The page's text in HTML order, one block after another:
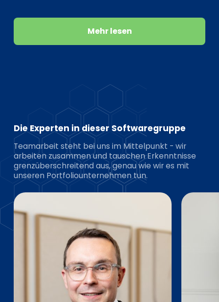
Mehr lesen
Die Experten in dieser Softwaregruppe
Teamarbeit steht bei uns im Mittelpunkt - wir
arbeiten zusammen und tauschen Erkenntnisse
grenzüberschreitend aus, genau wie wir es mit
unseren Portfoliounternehmen tun.